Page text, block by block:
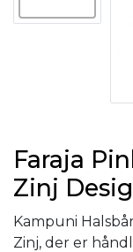
Faraja
Zinj
Kampuni
Zinj, der er